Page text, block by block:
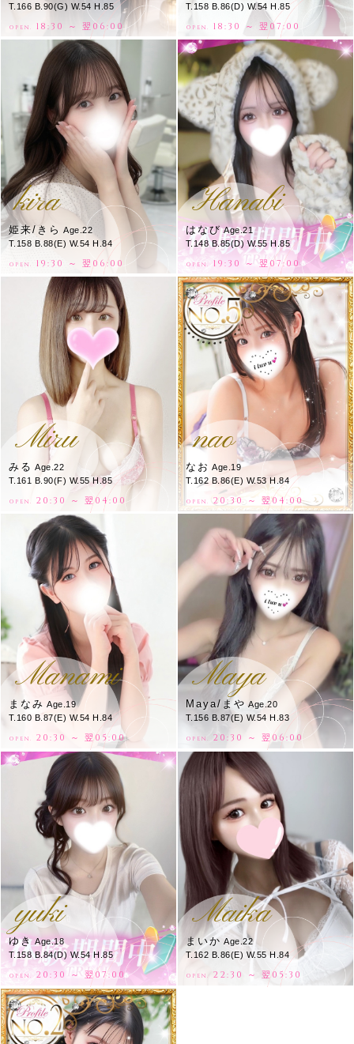
T.166 B.90(G) W.54 H.85
OPEN. 18:30 ～ 翌06:00
T.158 B.86(D) W.54 H.85
OPEN. 18:30 ～ 翌07:00
kira
姫来/きら Age.22
T.158 B.88(E) W.54 H.84
OPEN. 19:30 ～ 翌06:00
Hanabi
はなびAge.21
T.148 B.85(D) W.55 H.85
OPEN. 19:30 ～ 翌07:00
Miru
みる Age.22
T.161 B.90(F) W.55 H.85
OPEN. 20:30 ～ 翌04:00
nao
なお Age.19
T.162 B.86(E) W.53 H.84
OPEN. 20:30 ～ 翌04:00
Manami
まなみ Age.19
T.160 B.87(E) W.54 H.84
OPEN. 20:30 ～ 翌05:00
Maya
Maya/まや Age.20
T.156 B.87(E) W.54 H.83
OPEN. 20:30 ～ 翌06:00
yuki
ゆきAge.18
T.158 B.84(D) W.54 H.85
OPEN. 20:30 ～ 翌07:00
Maika
まいか Age.22
T.162 B.86(E) W.55 H.84
OPEN. 22:30 ～ 翌05:30